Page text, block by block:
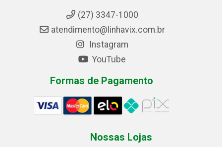
(27) 3347-1000
atendimento@linhavix.com.br
Instagram
YouTube
Formas de Pagamento
Nossas Lojas